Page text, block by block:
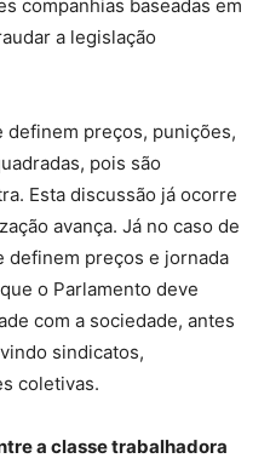
companhias baseadas em
a legislação
definem preços, punições,
pois são
Esta discussão já ocorre
avança. Já no caso de
definem preços e jornada
o Parlamento deve
com a sociedade, antes
sindicatos,
coletivas.
a classe trabalhadora